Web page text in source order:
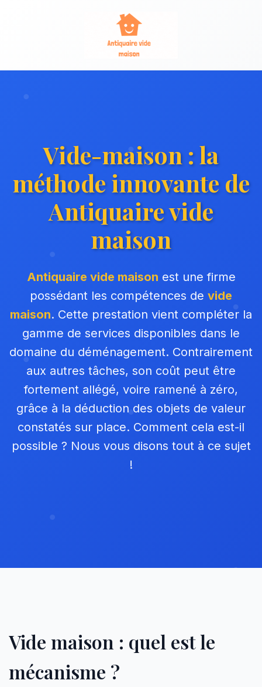
Vide-maison : la
méthode innovante de
Antiquaire vide
maison
Antiquaire vide maison est une firme
possédant les compétences de vide
maison. Cette prestation vient compléter la
gamme de services disponibles dans le
domaine du déménagement. Contrairement
aux autres tâches, son coût peut être
fortement allégé, voire ramené à zéro,
grâce à la déduction des objets de valeur
constatés sur place. Comment cela est-il
possible ? Nous vous disons tout à ce sujet
!
Vide maison : quel est le
mécanisme ?